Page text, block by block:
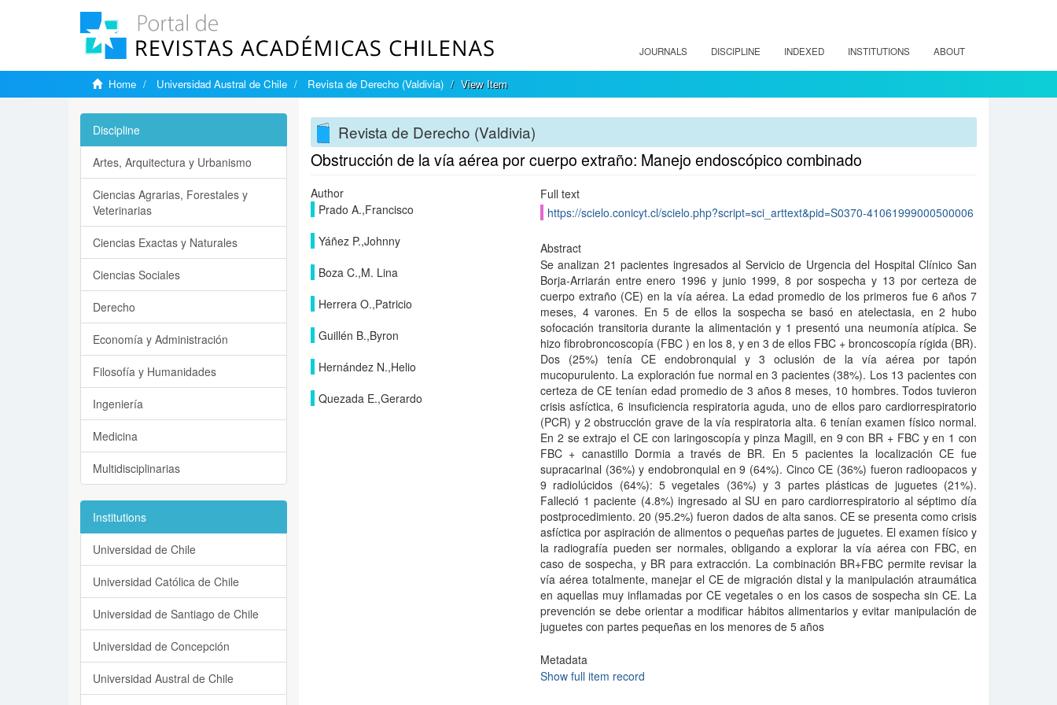
JOURNALS DISCIPLINE INDEXED INSTITUTIONS ABOUT
Home Universidad Austral de Chile Revista de Derecho (Valdivia) View Item
Revista de Derecho (Valdivia)
Obstrucción de la vía aérea por cuerpo extraño: Manejo endoscópico combinado
Author
Prado A.,Francisco
Yáñez P.,Johnny
Boza C.,M. Lina
Herrera O.,Patricio
Guillén B.,Byron
Hernández N.,Helio
Quezada E.,Gerardo
Full text
https://scielo.conicyt.cl/scielo.php?script=sci_arttext&pid=S0370-41061999000500006
Abstract
Se analizan 21 pacientes ingresados al Servicio de Urgencia del Hospital Clínico San
Borja-Arriarán entre enero 1996 y junio 1999, 8 por sospecha y 13 por certeza de
cuerpo extraño (CE) en la vía aérea. La edad promedio de los primeros fue 6 años 7
meses, 4 varones. En 5 de ellos la sospecha se basó en atelectasia, en 2 hubo
sofocación transitoria durante la alimentación y 1 presentó una neumonía atípica. Se
hizo fibrobroncoscopía (FBC ) en los 8, y en 3 de ellos FBC + broncoscopía rígida (BR).
Dos (25%) tenía CE endobronquial y 3 oclusión de la vía aérea por tapón
mucopurulento. La exploración fue normal en 3 pacientes (38%). Los 13 pacientes con
certeza de CE tenían edad promedio de 3 años 8 meses, 10 hombres. Todos tuvieron
crisis asfíctica, 6 insuficiencia respiratoria aguda, uno de ellos paro cardiorrespiratorio
(PCR) y 2 obstrucción grave de la vía respiratoria alta. 6 tenían examen físico normal.
En 2 se extrajo el CE con laringoscopía y pinza Magill, en 9 con BR + FBC y en 1 con
FBC + canastillo Dormia a través de BR. En 5 pacientes la localización CE fue
supracarinal (36%) y endobronquial en 9 (64%). Cinco CE (36%) fueron radioopacos y
9 radiolúcidos (64%): 5 vegetales (36%) y 3 partes plásticas de juguetes (21%).
Falleció 1 paciente (4.8%) ingresado al SU en paro cardiorrespiratorio al séptimo día
postprocedimiento. 20 (95.2%) fueron dados de alta sanos. CE se presenta como crisis
asfíctica por aspiración de alimentos o pequeñas partes de juguetes. El examen físico y
la radiografía pueden ser normales, obligando a explorar la vía aérea con FBC, en
caso de sospecha, y BR para extracción. La combinación BR+FBC permite revisar la
vía aérea totalmente, manejar el CE de migración distal y la manipulación atraumática
en aquellas muy inflamadas por CE vegetales o en los casos de sospecha sin CE. La
prevención se debe orientar a modificar hábitos alimentarios y evitar manipulación de
juguetes con partes pequeñas en los menores de 5 años
Metadata
Show full item record
Discipline
Artes, Arquitectura y Urbanismo
Ciencias Agrarias, Forestales y
Veterinarias
Ciencias Exactas y Naturales
Ciencias Sociales
Derecho
Economía y Administración
Filosofía y Humanidades
Ingeniería
Medicina
Multidisciplinarias
Institutions
Universidad de Chile
Universidad Católica de Chile
Universidad de Santiago de Chile
Universidad de Concepción
Universidad Austral de Chile